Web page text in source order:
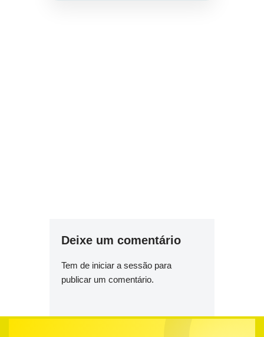
Deixe um comentário
Tem de iniciar a sessão para
publicar um comentário.